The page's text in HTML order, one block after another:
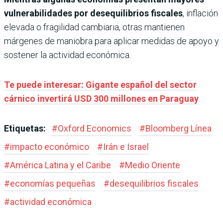
vulnerabilidades por desequilibrios fiscales, inflación
elevada o fragilidad cambiaria, otras mantienen
márgenes de maniobra para aplicar medidas de apoyo y
sostener la actividad económica.
Te puede interesar: Gigante español del sector
cárnico invertirá USD 300 millones en Paraguay
Etiquetas: #Oxford Economics #Bloomberg Línea
#impacto económico #Irán e Israel
#América Latina y el Caribe #Medio Oriente
#economías pequeñas #desequilibrios fiscales
#actividad económica